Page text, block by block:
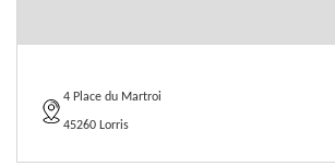
4 Place du Martroi
45260 Lorris